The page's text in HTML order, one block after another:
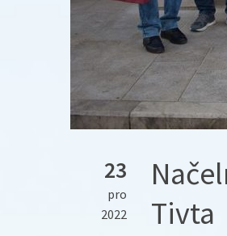
23
pro
2022
Tivta